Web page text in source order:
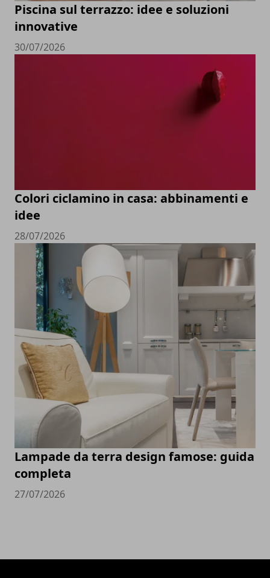
Piscina sul terrazzo: idee e soluzioni
innovative
30/07/2026
Colori ciclamino in casa: abbinamenti e
idee
28/07/2026
Lampade da terra design famose: guida
completa
27/07/2026